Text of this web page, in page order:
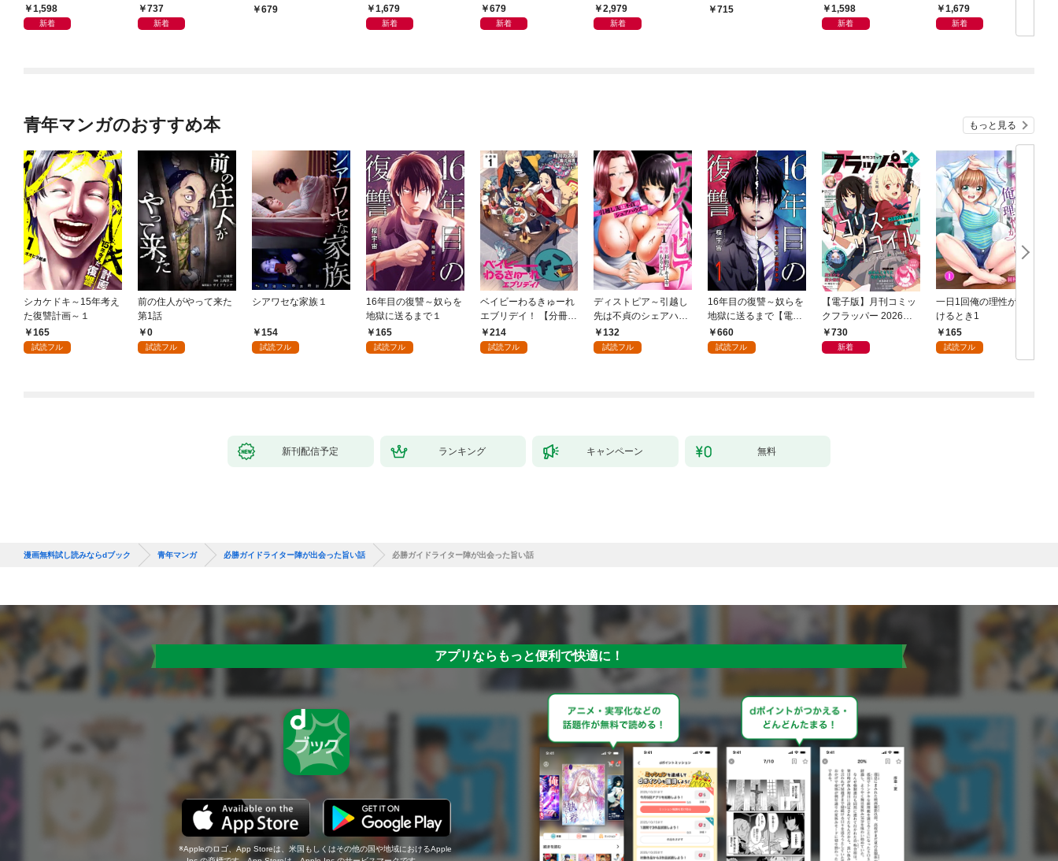
1,598
新着
737
新着
e灼熱フィーバータイ
679
1,679
新着
vol.9
679
新着
2,979
新着
715
1,598
新着
1,679
新着
青年マンガのおすすめ本 もっと見る
シカケドキ～15年考え
た復讐計画～１
165
試読フル
前の住人がやって来た
第1話
0
試読フル
シアワセな家族１
154
試読フル
16年目の復讐～奴らを
地獄に送るまで１
165
試読フル
ベイビーわるきゅーれ
エブリデイ！ 【分冊
版】 1
214
試読フル
ディストピア～引越し
先は不貞のシェアハウ
ス～１
132
試読フル
16年目の復讐～奴らを
地獄に送るまで【電子
単行本版】１
660
試読フル
【電子版】月刊コミッ
クフラッパー 2026年9
月号730
新着
一日1回俺の理性が負
けるとき1
165
試読フル
新刊配信予定 ランキング キャンペーン 無料
漫画無料試し読みならdブック 青年マンガ 必勝ガイドライター陣が出会った旨い話 必勝ガイドライター陣が出会った旨い話
アプリならもっと便利で快適に！
Appleのロゴ、App Storeは、米国もしくはその他の国や地域におけるApple